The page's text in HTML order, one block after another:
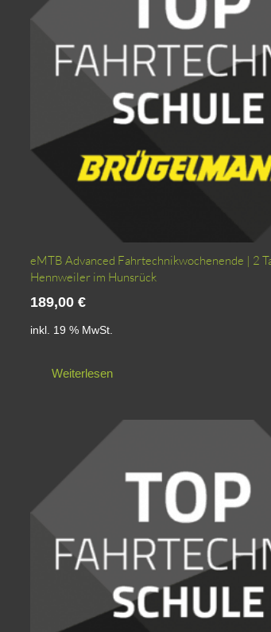
eMTB Advanced Fahrtechnikwochenende | 2
Hennweiler im Hunsrück
189,00 €
inkl. 19 % MwSt.
Weiterlesen